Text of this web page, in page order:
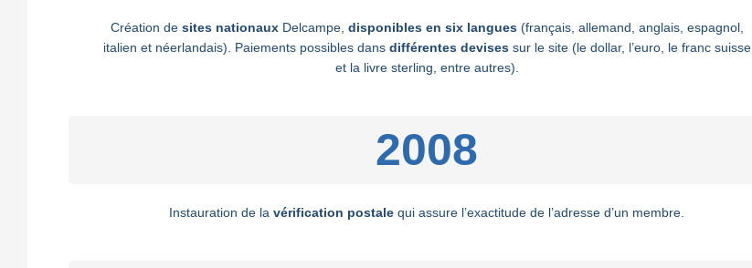
Création de sites nationauxDelcampe, disponibles en six langues(français, allemand, anglais, espagnol,
italien et néerlandais). Paiements possibles dans différentes devisessur le site (le dollar, l’euro, le franc suisse
et la livre sterling, entre autres).
2008
Instauration de la vérification postale qui assure l’exactitude de l’adresse d’un membre.